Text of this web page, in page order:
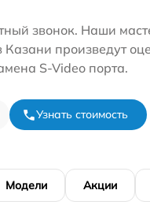
звонок. Наши
Казани произведут
S-Video порта.
Узнать стоимость
Модели Акции